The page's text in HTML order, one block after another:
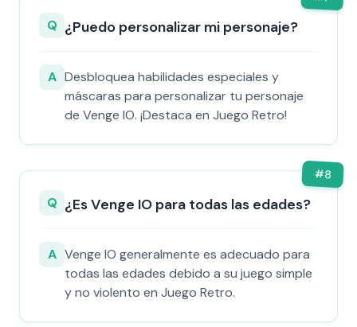
Q ¿Puedo personalizar mi personaje?
A Desbloquea habilidades especiales y
máscaras para personalizar tu personaje
de Venge IO. ¡Destaca en Juego Retro!
#8
Q ¿Es Venge IO para todas las edades?
A Venge IO generalmente es adecuado para
todas las edades debido a su juego simple
y no violento en Juego Retro.